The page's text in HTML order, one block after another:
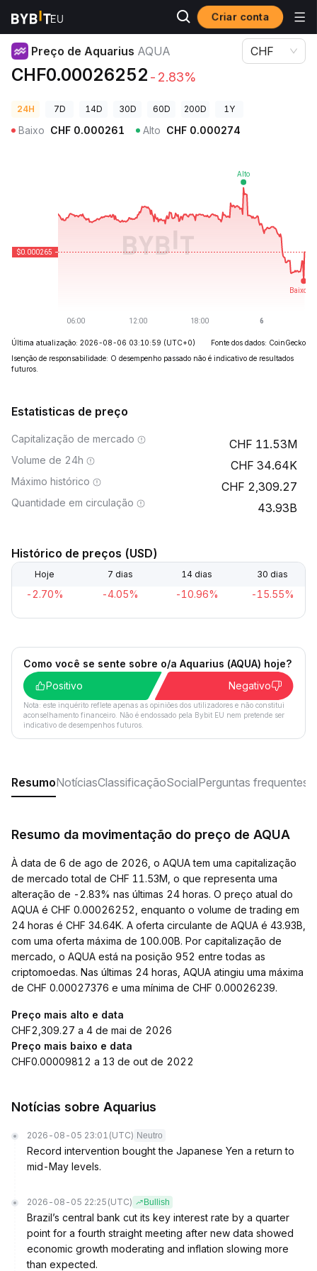
Criar conta
Preços de Criptomoedas Preço de Aquarius AQUA
Preço de Aquarius AQUA
CHF0.00026252 -2.83%
CHF
24H 7D 14D 30D 60D 200D 1Y
Baixo CHF 0.000261 Alto CHF 0.000274
Última atualização: 2026-08-06 03:10:59 (UTC+0)
Fonte dos dados: CoinGecko
Isenção de responsabilidade: O desempenho passado não é indicativo de resultados
futuros.
Estatisticas de preço
Capitalização de mercado 11.53M
Volume de 24h 34.64K
Máximo histórico 2,309.27
Quantidade em circulação 43.93B
Histórico de preços (USD)
Hoje 7 dias 14 dias 30 dias
-2.70% -4.05% -10.96% -15.55%
Como você se sente sobre o/a Aquarius (AQUA) hoje?
Positivo
Negativo
Nota: este inquérito reflete apenas as opiniões dos utilizadores e não constitui
aconselhamento financeiro. Não é endossado pela Bybit EU nem pretende ser
indicativo de desempenhos futuros.
ResumoNotíciasClassificaçãoSocialPerguntas frequentes
Resumo da movimentação do preço de AQUA
À data de 6 de ago de 2026, o AQUA tem uma capitalização
de mercado total de CHF 11.53M, o que representa uma
alteração de -2.83% nas últimas 24 horas. O preço atual do
AQUA é CHF 0.00026252, enquanto o volume de trading em
24 horas é CHF 34.64K. A oferta circulante de AQUA é 43.93B,
com uma oferta máxima de 100.00B. Por capitalização de
mercado, o AQUA está na posição 952 entre todas as
criptomoedas. Nas últimas 24 horas, AQUA atingiu uma máxima
de CHF 0.00027376 e uma mínima de CHF 0.00026239.
Preço mais alto e data
CHF2,309.27 a 4 de mai de 2026
Preço mais baixo e data
CHF0.00009812 a 13 de out de 2022
Notícias sobre Aquarius
2026-08-05 23:01 (UTC) Neutro
Record intervention bought the Japanese Yen a return to
mid-May levels.
2026-08-05 22:25 (UTC) Bullish
Brazil’s central bank cut its key interest rate by a quarter
point for a fourth straight meeting after new data showed
economic growth moderating and inflation slowing more
than expected.